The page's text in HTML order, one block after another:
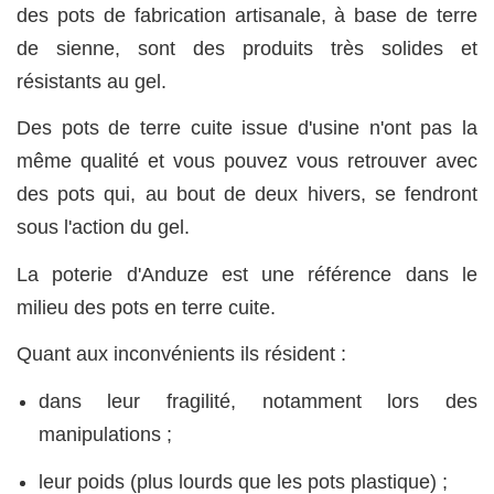
des pots de fabrication artisanale, à base de terre
de sienne, sont des produits très solides et
résistants au gel.
Des pots de terre cuite issue d'usine n'ont pas la
même qualité et vous pouvez vous retrouver avec
des pots qui, au bout de deux hivers, se fendront
sous l'action du gel.
La poterie d'Anduze est une référence dans le
milieu des pots en terre cuite.
Quant aux inconvénients ils résident :
dans leur fragilité, notamment lors des
manipulations ;
leur poids (plus lourds que les pots plastique) ;